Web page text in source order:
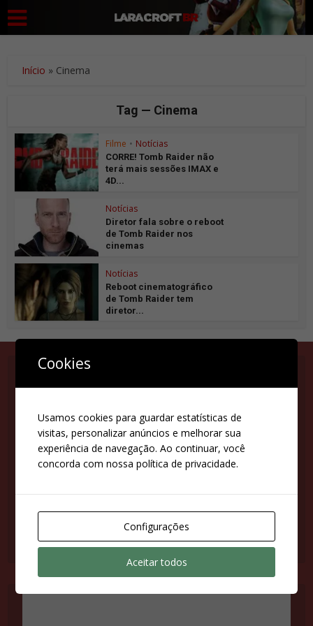
Início » Cinema
Tag — Cinema
Filme • Notícias
CORRE! Tomb Raider não
terá mais sessões IMAX e
4D...
Notícias
Diretor fala sobre o reboot
de Tomb Raider nos
cinemas
Notícias
Reboot cinematográfico
de Tomb Raider tem
diretor...
Suas configurações estão impedindo que você veja
este conteúdo. É provável que você tenha
desativado a opção 'Melhor experiência'.
Cookies
Usamos cookies para guardar estatísticas de
visitas, personalizar anúncios e melhorar sua
experiência de navegação. Ao continuar, você
concorda com nossa política de privacidade.
Configurações
Aceitar todos